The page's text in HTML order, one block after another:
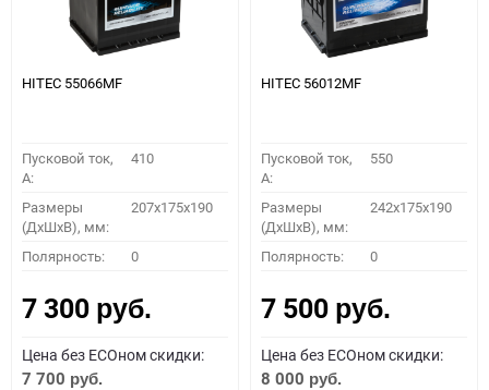
HITEC 55066MF
Пусковой ток,
A:
410
Размеры
(ДхШхВ), мм:
207x175x190
Полярность: 0
7 300 руб.
Цена без ECOном скидки:
7 700 руб.
HITEC 56012MF
Пусковой ток,
A:
550
Размеры
(ДхШхВ), мм:
242x175x190
Полярность: 0
7 500 руб.
Цена без ECOном скидки:
8 000 руб.